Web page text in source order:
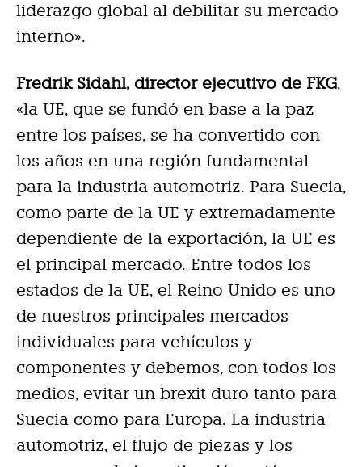
liderazgo global al debilitar su mercado
interno».
Fredrik Sidahl, director ejecutivo de FKG,
«la UE, que se fundó en base a la paz
entre los países, se ha convertido con
los años en una región fundamental
para la industria automotriz. Para Suecia,
como parte de la UE y extremadamente
dependiente de la exportación, la UE es
el principal mercado. Entre todos los
estados de la UE, el Reino Unido es uno
de nuestros principales mercados
individuales para vehículos y
componentes y debemos, con todos los
medios, evitar un brexit duro tanto para
Suecia como para Europa. La industria
automotriz, el flujo de piezas y los